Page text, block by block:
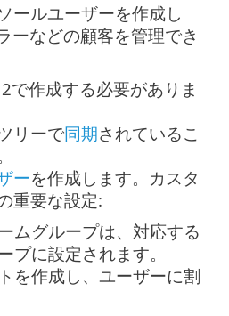
ールユーザーを作成し
ーなどの顧客を管理でき
で作成する必要がありま
リーで同期されているこ
ーを作成します。カスタ
重要な設定:
ムグループは、対応する
プに設定されます。
を作成し、ユーザーに割